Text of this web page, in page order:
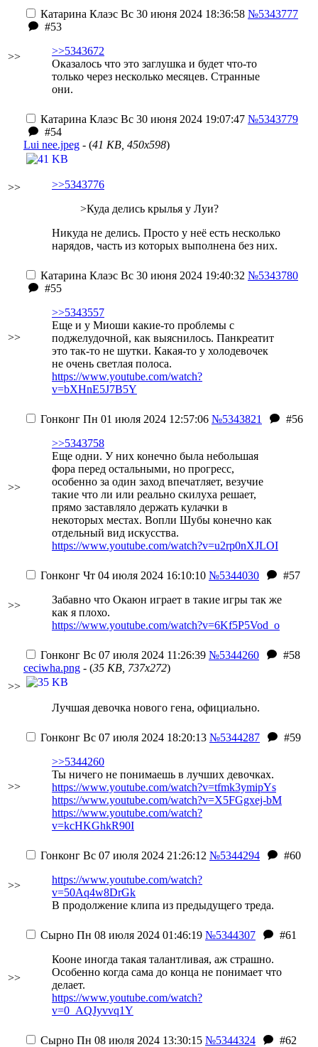
>>
Катарина Клаэс Вс 30 июня 2024 18:36:58 №5343777
#53
>>5343672
Оказалось что это заглушка и будет что-то
только через несколько месяцев. Странные
они.
>>
Катарина Клаэс Вс 30 июня 2024 19:07:47 №5343779
#54
Lui nee.jpeg - (41 KB, 450x598)
>>5343776
>Куда делись крылья у Луи?
Никуда не делись. Просто у неё есть несколько
нарядов, часть из которых выполнена без них.
>>
Катарина Клаэс Вс 30 июня 2024 19:40:32 №5343780
#55
>>5343557
Еще и у Миоши какие-то проблемы с
поджелудочной, как выяснилось. Панкреатит
это так-то не шутки. Какая-то у холодевочек
не очень светлая полоса.
https://www.youtube.com/watch?
v=bXHnE5J7B5Y
>>
Гонконг Пн 01 июля 2024 12:57:06 №5343821
#56
>>5343758
Еще одни. У них конечно была небольшая
фора перед остальными, но прогресс,
особенно за один заход впечатляет, везучие
такие что ли или реально скилуха решает,
прямо заставляло держать кулачки в
некоторых местах. Вопли Шубы конечно как
отдельный вид искусства.
https://www.youtube.com/watch?v=u2rp0nXJLOI
>>
Гонконг Чт 04 июля 2024 16:10:10 №5344030
#57
Забавно что Окаюн играет в такие игры так же
как я плохо.
https://www.youtube.com/watch?v=6Kf5P5Vod_o
>>
Гонконг Вс 07 июля 2024 11:26:39 №5344260
#58
ceciwha.png - (35 KB, 737x272)
Лучшая девочка нового гена, официально.
>>
Гонконг Вс 07 июля 2024 18:20:13 №5344287
#59
>>5344260
Ты ничего не понимаешь в лучших девочках.
https://www.youtube.com/watch?v=tfmk3ymipYs
https://www.youtube.com/watch?v=X5FGgxej-bM
https://www.youtube.com/watch?
v=kcHKGhkR90I
>>
Гонконг Вс 07 июля 2024 21:26:12 №5344294
#60
https://www.youtube.com/watch?
v=50Aq4w8DrGk
В продолжение клипа из предыдущего треда.
>>
Сырно Пн 08 июля 2024 01:46:19 №5344307
#61
Кооне иногда такая талантливая, аж страшно.
Особенно когда сама до конца не понимает что
делает.
https://www.youtube.com/watch?
v=0_AQJyvvq1Y
Сырно Пн 08 июля 2024 13:30:15 №5344324
#62